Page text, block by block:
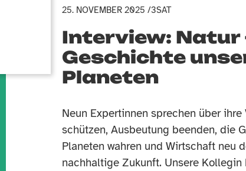
25. NOVEMBER 2025 /3SAT
Interview: Natur
Geschichte
Planeten
Neun Expertinnen sprechen über
schützen, Ausbeutung beenden, die
Planeten wahren und Wirtschaft neu
nachhaltige Zukunft. Unsere